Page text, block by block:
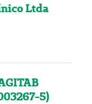
Ltda
5)